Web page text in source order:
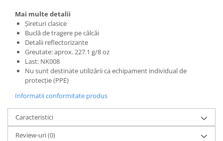
Mai multe detalii
Șireturi clasice
Buclă de tragere pe călcâi
Detalii reflectorizante
Greutate: aprox. 227.1 g/8 oz
Last: NK008
Nu sunt destinate utilizării ca echipament individual de
protecție (PPE)
Informatii conformitate produs
Caracteristici
Review-uri(0)